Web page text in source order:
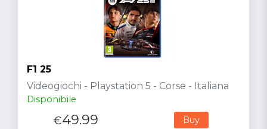
F1 25
Videogiochi - Playstation 5 - Corse - Italiana
Disponibile
€49.99 Buy